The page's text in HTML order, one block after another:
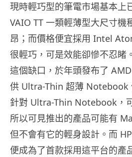
現時輕巧型的筆電市場基本上
VAIO TT 一類輕薄型大尺寸機
昂；而價格便宜採用 Intel
很輕巧，可是效能卻慘不忍睹
這個缺口，於年頭發布了
供 Ultra-Thin 超薄 Notebook
針對 Ultra-Thin Notebook，
所以可見推出的產品可能有
但不會有它的輕身設計。而
便成為了首款採用這平台的產